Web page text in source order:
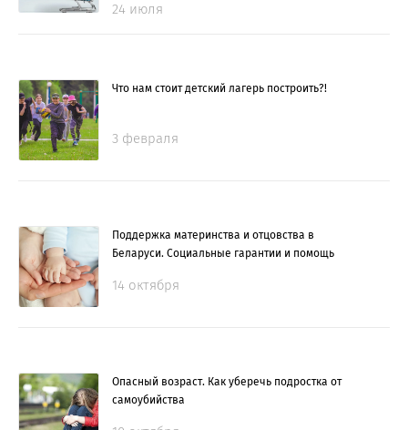
24 июля
Что нам стоит детский лагерь построить?!
3 февраля
Поддержка материнства и отцовства в
Беларуси. Социальные гарантии и помощь
14 октября
Опасный возраст. Как уберечь подростка от
самоубийства